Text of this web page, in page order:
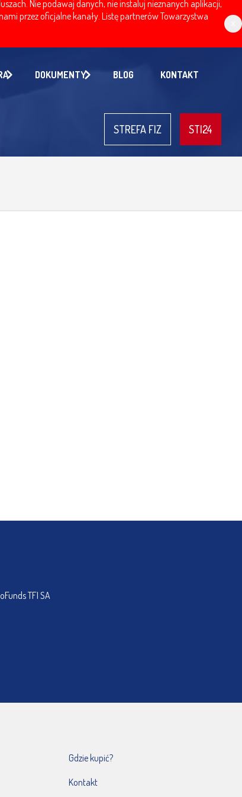
Nie podawaj danych, nie instaluj nieznanych aplikacji,
przez oficjalne kanały. Listę partnerów Towarzystwa
DOKUMENTY BLOG KONTAKT
STREFA FIZ STI24
TFI SA
Gdzie kupić?
Kontakt